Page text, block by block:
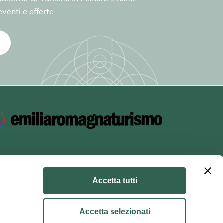
Accetta tutti
Accetta selezionati
e offerte
del
servizio,
di
(ad
di
dati.